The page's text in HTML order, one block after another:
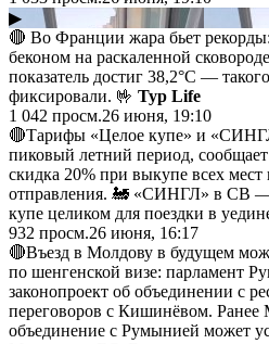
▶
🔴 Во Франции жара бьет
беконом на раскаленной
показатель достиг 38,2°C —
фиксировали. 🤟 Тур Life
1 042 просм.26 июня, 19:10
🔴Тарифы «Целое купе» и
пиковый летний период,
скидка 20% при выкупе всех
отправления. 🚂 «СИНГЛ» в СВ —
купе целиком для поездки в
932 просм.26 июня, 16:17
🔴Въезд в Молдову в будущем
по шенгенской визе: парламент
законопроект об объединении с
переговоров с Кишинёвом. Ранее
объединение с Румынией может